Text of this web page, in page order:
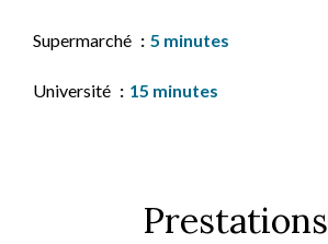
Supermarché 5 minutes
Université 15 minutes
Prestations